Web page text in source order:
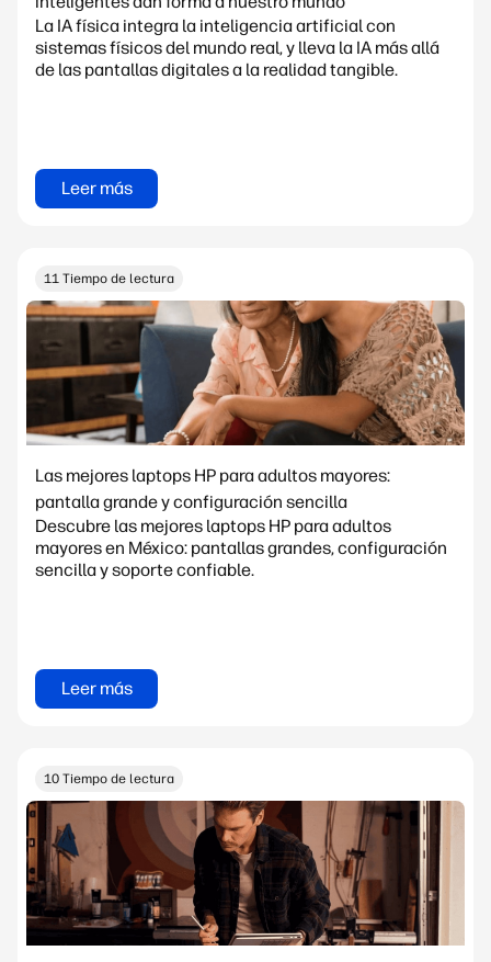
La IA física integra la inteligencia artificial con
sistemas físicos del mundo real, y lleva la IA más allá
de las pantallas digitales a la realidad tangible.
Leer más
11 Tiempo de lectura
Las mejores laptops HP para adultos mayores:
pantalla grande y configuración sencilla
Descubre las mejores laptops HP para adultos
mayores en México: pantallas grandes, configuración
sencilla y soporte confiable.
Leer más
10 Tiempo de lectura